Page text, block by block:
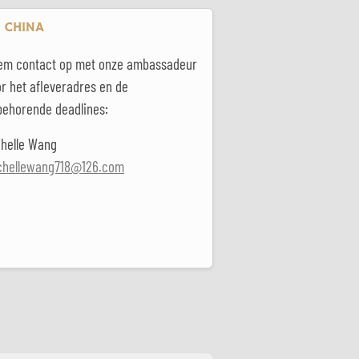
CHINA
contact op met onze ambassadeur
het afleveradres en de
deadlines:
Wang